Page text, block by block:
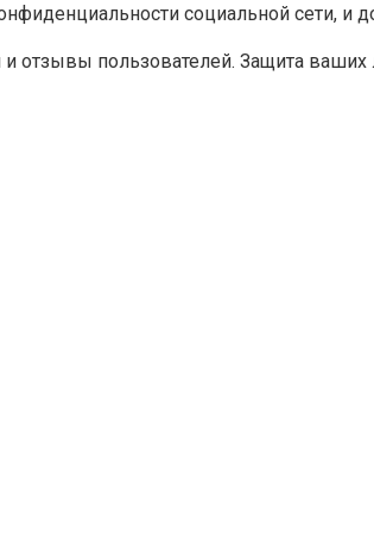
социальной сети, и
и отзывы пользователей. Защита